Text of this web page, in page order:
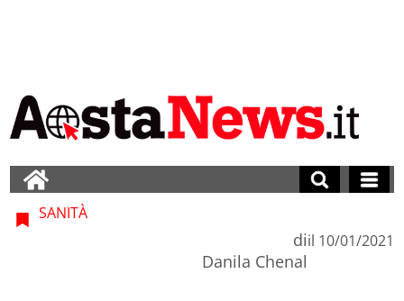
SANITÀ
di
Danila Chenal
il 10/01/2021